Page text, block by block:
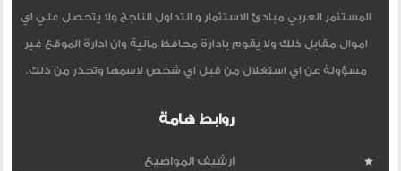
المستثمر العربي مبادئ الاستثمار و التداول الناجح ولا يتحصل علي اي
اموال مقابل ذلك ولا يقوم بادارة محافظ مالية وان ادارة الموقع غير
مسؤولة عن اي استغلال من قبل اي شخص لاسمها وتحذر من ذلك.
روابط هامة
ارشيف المواضيع